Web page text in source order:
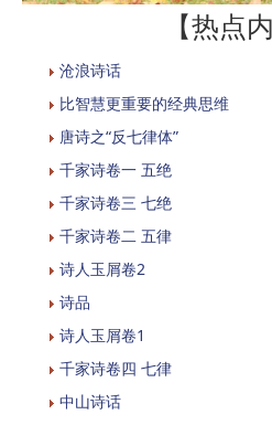
【热点
沧浪诗话
比智慧更重要的经典思维
唐诗之“反七律体”
千家诗卷一 五绝
千家诗卷三 七绝
千家诗卷二 五律
诗人玉屑卷2
诗品
诗人玉屑卷1
千家诗卷四 七律
中山诗话